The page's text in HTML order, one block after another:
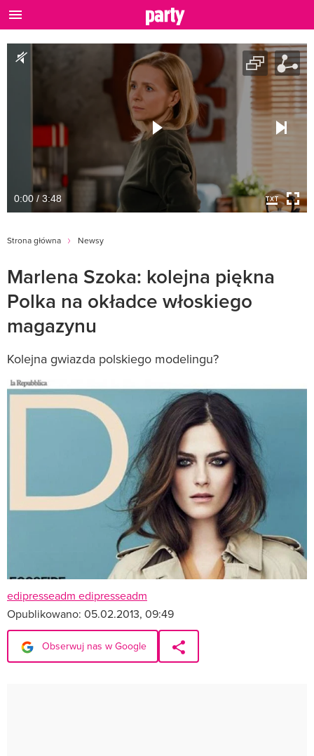
0:00 / 3:48
Strona główna Newsy
Marlena Szoka: kolejna piękna
Polka na okładce włoskiego
magazynu
Kolejna gwiazda polskiego modelingu?
edipresseadm edipresseadm
Opublikowano: 05.02.2013, 09:49
Obserwuj nas w Google